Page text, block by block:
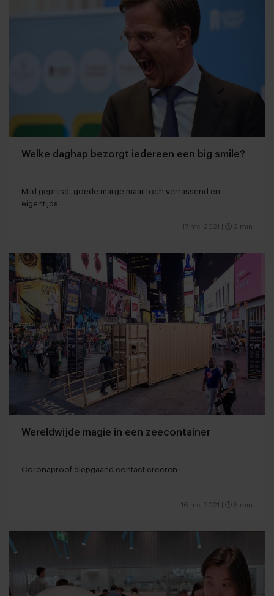
Welke daghap bezorgt iedereen een big smile?
Mild geprijsd, goede marge maar toch verrassend en
eigentijds
17 mei 2021 2 min
Wereldwijde magie in een zeecontainer
Coronaproof diepgaand contact creëren
16 mei 2021 8 min